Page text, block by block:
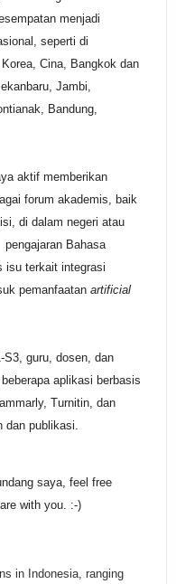
menjadi
seperti di
Cina, Bangkok dan
Jambi,
Bandung,
aktif memberikan
forum akademis, baik
di dalam negeri atau
pengajaran Bahasa
isu terkait integrasi
pemanfaatan artificial
guru, dosen, dan
aplikasi berbasis
Turnitin, dan
publikasi.
saya, feel free
with you. :-)
in Indonesia, ranging